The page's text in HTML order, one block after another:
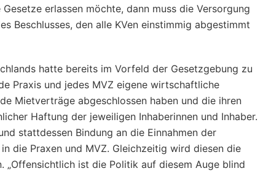
erlassen möchte, dann muss die Versorgung
Beschlusses, den alle KVen einstimmig abgestimmt
hatte bereits im Vorfeld der Gesetzgebung zu
Praxis und jedes MVZ eigene wirtschaftliche
Mietverträge abgeschlossen haben und die ihren
Haftung der jeweiligen Inhaberinnen und Inhaber.
stattdessen Bindung an die Einnahmen der
die Praxen und MVZ. Gleichzeitig wird diesen die
„Offensichtlich ist die Politik auf diesem Auge blind